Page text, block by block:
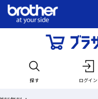
探す ログイン